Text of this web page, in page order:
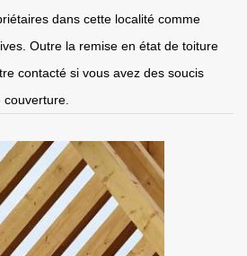
dans cette localité comme
Outre la remise en état de toiture
contacté si vous avez des soucis
couverture.